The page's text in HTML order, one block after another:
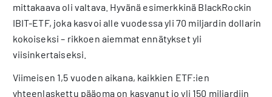
mittakaava oli valtava. Hyvänä esimerkkinä BlackRockin
IBIT-ETF, joka kasvoi alle vuodessa yli 70 miljardin dollarin
kokoiseksi – rikkoen aiemmat ennätykset yli
viisinkertaiseksi.
Viimeisen 1,5 vuoden aikana, kaikkien ETF:ien
yhteenlaskettu pääoma on kasvanut jo yli 150 miljardiin